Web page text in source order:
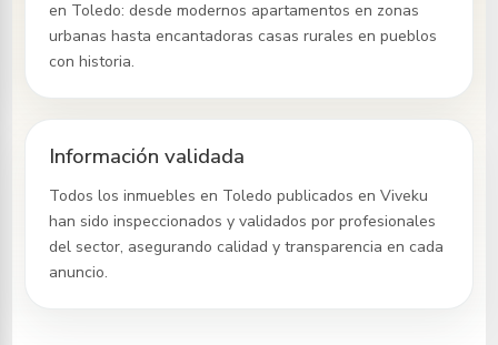
en Toledo: desde modernos apartamentos en zonas
urbanas hasta encantadoras casas rurales en pueblos
con historia.
Información validada
Todos los inmueblesen Toledo publicados en Viveku
han sido inspeccionados y validados por profesionales
del sector, asegurando calidad y transparencia en cada
anuncio.